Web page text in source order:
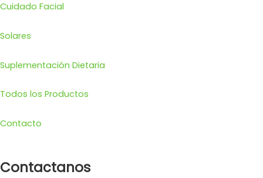
Cuidado Facial
Solares
Suplementación Dietaria
Todos los Productos
Contacto
Contactanos